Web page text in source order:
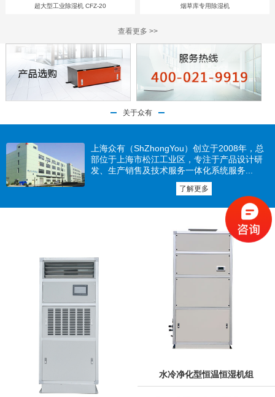
超大型工业除湿机 CFZ-20 烟草库专用除湿机
查看更多 >>
关于众有
上海众有（ShZhongYou）创立于2008年，总
部位于上海市松江工业区，专注于产品设计研
发、生产销售及技术服务一体化系统服务...
了解更多
水冷净化型恒温恒湿机组